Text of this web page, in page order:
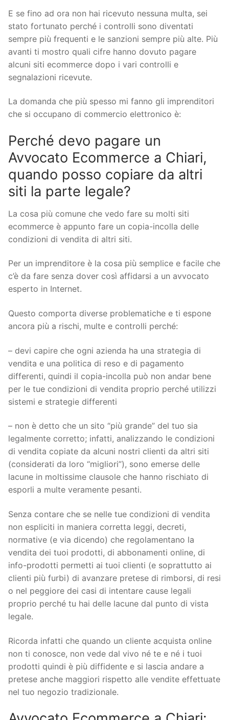
E se fino ad ora non hai ricevuto nessuna multa, sei
stato fortunato perché i controlli sono diventati
sempre più frequenti e le sanzioni sempre più alte. Più
avanti ti mostro quali cifre hanno dovuto pagare
alcuni siti ecommerce dopo i vari controlli e
segnalazioni ricevute.
La domanda che più spesso mi fanno gli imprenditori
che si occupano di commercio elettronico è:
Perché devo pagare un
Avvocato Ecommerce a Chiari,
quando posso copiare da altri
siti la parte legale?
La cosa più comune che vedo fare su molti siti
ecommerce è appunto fare un copia-incolla delle
condizioni di vendita di altri siti.
Per un imprenditore è la cosa più semplice e facile che
c’è da fare senza dover così affidarsi a un avvocato
esperto in Internet.
Questo comporta diverse problematiche e ti espone
ancora più a rischi, multe e controlli perché:
– devi capire che ogni azienda ha una strategia di
vendita e una politica di reso e di pagamento
differenti, quindi il copia-incolla può non andar bene
per le tue condizioni di vendita proprio perché utilizzi
sistemi e strategie differenti
– non è detto che un sito “più grande” del tuo sia
legalmente corretto; infatti, analizzando le condizioni
di vendita copiate da alcuni nostri clienti da altri siti
(considerati da loro “migliori”), sono emerse delle
lacune in moltissime clausole che hanno rischiato di
esporli a multe veramente pesanti.
Senza contare che se nelle tue condizioni di vendita
non espliciti in maniera corretta leggi, decreti,
normative (e via dicendo) che regolamentano la
vendita dei tuoi prodotti, di abbonamenti online, di
info-prodotti permetti ai tuoi clienti (e soprattutto ai
clienti più furbi) di avanzare pretese di rimborsi, di resi
o nel peggiore dei casi di intentare cause legali
proprio perché tu hai delle lacune dal punto di vista
legale.
Ricorda infatti che quando un cliente acquista online
non ti conosce, non vede dal vivo né te e né i tuoi
prodotti quindi è più diffidente e si lascia andare a
pretese anche maggiori rispetto alle vendite effettuate
nel tuo negozio tradizionale.